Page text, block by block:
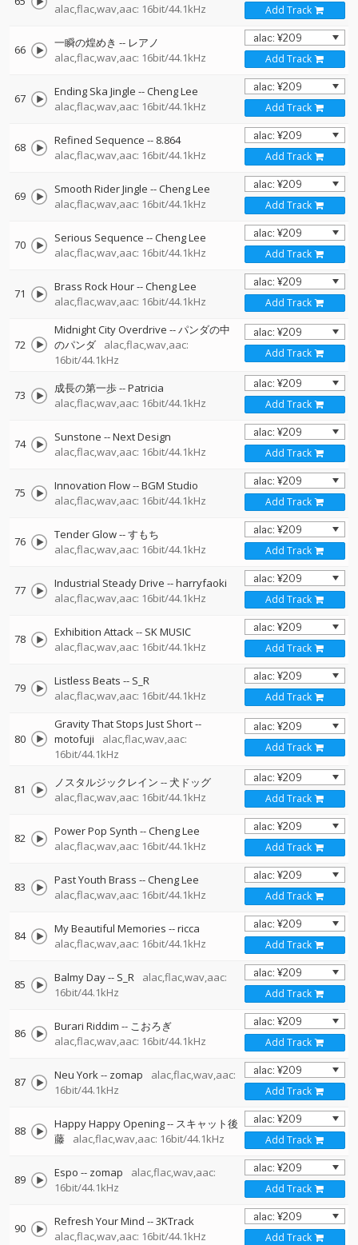
alac,flac,wav,aac: 16bit/44.1kHz
Add Track
66 一瞬の煌めき -- レアノ
alac,flac,wav,aac: 16bit/44.1kHz
Add Track
67 Ending Ska Jingle --Cheng Lee
alac,flac,wav,aac: 16bit/44.1kHz
Add Track
68 Refined Sequence -- 8.864
alac,flac,wav,aac: 16bit/44.1kHz
Add Track
69 Smooth Rider Jingle --Cheng Lee
alac,flac,wav,aac: 16bit/44.1kHz
Add Track
70 Serious Sequence --Cheng Lee
alac,flac,wav,aac: 16bit/44.1kHz
Add Track
71 Brass Rock Hour--Cheng Lee
alac,flac,wav,aac: 16bit/44.1kHz
Add Track
72
Midnight City Overdrive --パンダの中
のパンダ
alac,flac,wav,aac:
16bit/44.1kHz
Add Track
73 成長の第一歩--Patricia
alac,flac,wav,aac: 16bit/44.1kHz
Add Track
74 Sunstone --Next Design
alac,flac,wav,aac: 16bit/44.1kHz
Add Track
75 Innovation Flow--BGM Studio
alac,flac,wav,aac: 16bit/44.1kHz
Add Track
76 Tender Glow--すもち
alac,flac,wav,aac: 16bit/44.1kHz
Add Track
77 Industrial Steady Drive --harryfaoki
alac,flac,wav,aac: 16bit/44.1kHz
Add Track
78 Exhibition Attack-- SK MUSIC
alac,flac,wav,aac: 16bit/44.1kHz
Add Track
79 Listless Beats -- S_R
alac,flac,wav,aac: 16bit/44.1kHz
Add Track
80
Gravity That Stops Just Short--
motofuji
alac,flac,wav,aac:
16bit/44.1kHz
Add Track
81 ノスタルジックレイン --犬ドッグ
alac,flac,wav,aac: 16bit/44.1kHz
Add Track
82 Power Pop Synth --Cheng Lee
alac,flac,wav,aac: 16bit/44.1kHz
Add Track
83 Past Youth Brass --Cheng Lee
alac,flac,wav,aac: 16bit/44.1kHz
Add Track
84 My Beautiful Memories --ricca
alac,flac,wav,aac: 16bit/44.1kHz
Add Track
85 Balmy Day-- S_R
alac,flac,wav,aac:
16bit/44.1kHz
Add Track
86 Burari Riddim -- こおろぎ
alac,flac,wav,aac: 16bit/44.1kHz
Add Track
87 Neu York-- zomap
alac,flac,wav,aac:
16bit/44.1kHz
Add Track
88 Happy Happy Opening-- スキャット後
藤
alac,flac,wav,aac: 16bit/44.1kHz Add Track
89 Espo -- zomap
alac,flac,wav,aac:
16bit/44.1kHz
Add Track
90 Refresh Your Mind --3KTrack
alac,flac,wav,aac: 16bit/44.1kHz
Add Track